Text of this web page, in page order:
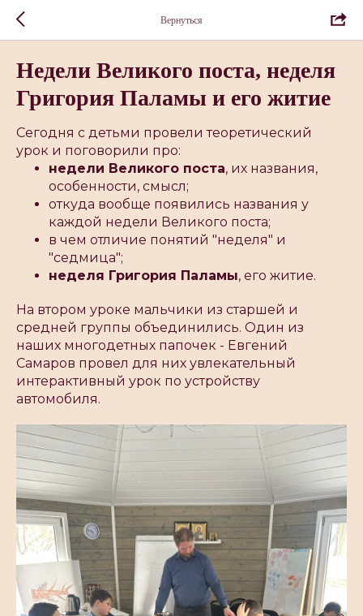
Вернуться
Недели Великого поста, неделя
Григория Паламы и его житие
Сегодня с детьми провели теоретический
урок и поговорили про:
недели Великого поста, их названия,
особенности, смысл;
откуда вообще появились названия у
каждой недели Великого поста;
в чем отличие понятий "неделя" и
"седмица";
неделя Григория Паламы, его житие.
На втором уроке мальчики из старшей и
средней группы объединились. Один из
наших многодетных папочек - Евгений
Самаров провел для них увлекательный
интерактивный урок по устройству
автомобиля.